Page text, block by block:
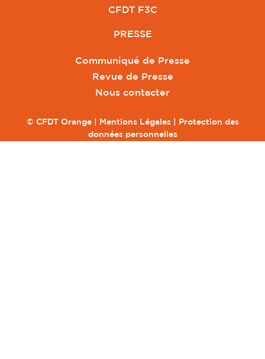
CFDT F3C
PRESSE
Communiqué de Presse
Revue de Presse
Nous contacter
© CFDT Orange | Mentions Légales|
Protection des
données personnelles